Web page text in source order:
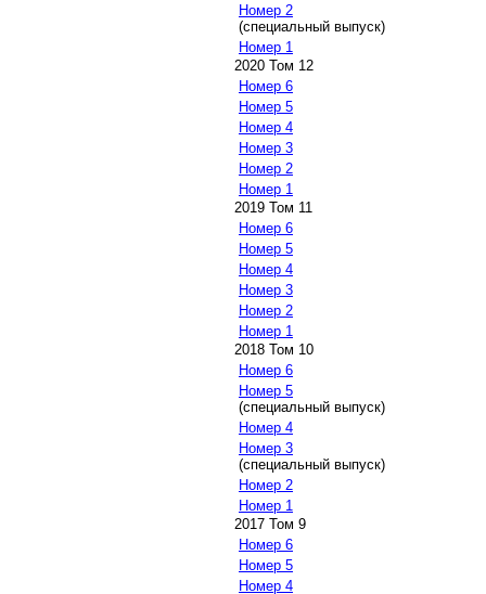
Номер 2
(специальный выпуск)
Номер 1
2020 Том 12
Номер 6
Номер 5
Номер 4
Номер 3
Номер 2
Номер 1
2019 Том 11
Номер 6
Номер 5
Номер 4
Номер 3
Номер 2
Номер 1
2018 Том 10
Номер 6
Номер 5
(специальный выпуск)
Номер 4
Номер 3
(специальный выпуск)
Номер 2
Номер 1
2017 Том 9
Номер 6
Номер 5
Номер 4